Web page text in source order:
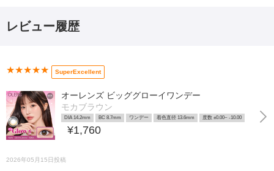
レビュー履歴
★★★★★ SuperExcellent
オーレンズ ビッググローイワンデー
モカブラウン
DIA 14.2mm BC 8.7mm ワンデー 着色直径 13.6mm 度数 ±0.00~ -10.00
¥1,760
2026年05月15日投稿